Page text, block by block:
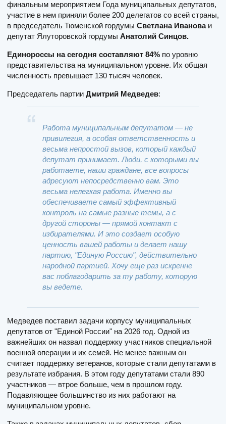
финальным мероприятием Года муниципальных депутатов,
участие в нем приняли более 200 делегатов со всей страны,
в председатель Тюменской гордумы Светлана Ивановаи
депутат Ялуторовской гордумы Анатолий Синцов.
Единороссы на сегодня составляют 84% по уровню
представительства на муниципальном уровне. Их общая
численность превышает 130 тысяч человек.
Председатель партии Дмитрий Медведев:
Работа муниципальным депутатом — не
привилегия, а особая ответственность и
весьма непростой вызов, который каждый
депутат принимает. Люди, с которыми вы
работаете, наши граждане, все вопросы
адресуют непосредственно вам. Это
весьма нелегкая работа. Именно вы
обеспечиваете самый эффективный
контроль на самые разные темы, а с
другой стороны — прямой контакт с
избирателями. И это создает особую
ценность вашей работы и делает нашу
партию, "Единую Россию", действительно
народной партией. Хочу еще раз искренне
вас поблагодарить за ту работу, которую
вы ведете.
Медведев поставил задачи корпусу муниципальных
депутатов от "Единой России" на 2026 год. Одной из
важнейших он назвал поддержку участников специальной
военной операции и их семей. Не менее важным он
считает поддержку ветеранов, которые стали депутатами в
результате избрания. В этом году депутатами стали 890
участников — втрое больше, чем в прошлом году.
Подавляющее большинство из них работают на
муниципальном уровне.